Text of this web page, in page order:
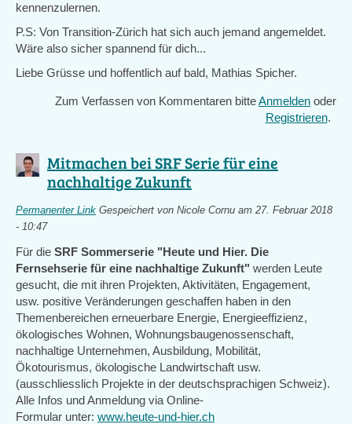
kennenzulernen.
P.S: Von Transition-Zürich hat sich auch jemand angemeldet.
Wäre also sicher spannend für dich...
Liebe Grüsse und hoffentlich auf bald, Mathias Spicher.
Zum Verfassen von Kommentaren bitteAnmelden oder
Registrieren.
Mitmachen bei SRF Serie für eine
nachhaltige Zukunft
Permanenter Link Gespeichert von Nicole Cornu am 27. Februar 2018
- 10:47
Für die SRF Sommerserie "Heute und Hier. Die
Fernsehserie für eine nachhaltige Zukunft" werden Leute
gesucht, die mit ihren Projekten, Aktivitäten, Engagement,
usw. positive Veränderungen geschaffen haben in den
Themenbereichen erneuerbare Energie, Energieeffizienz,
ökologisches Wohnen, Wohnungsbaugenossenschaft,
nachhaltige Unternehmen, Ausbildung, Mobilität,
Ökotourismus, ökologische Landwirtschaft usw.
(ausschliesslich Projekte in der deutschsprachigen Schweiz).
Alle Infos und Anmeldung via Online-
Formular unter: www.heute-und-hier.ch